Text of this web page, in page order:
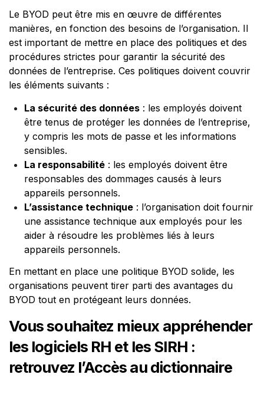
Le BYOD peut être mis en œuvre de différentes
manières, en fonction des besoins de l’organisation. Il
est important de mettre en place des politiques et des
procédures strictes pour garantir la sécurité des
données de l’entreprise. Ces politiques doivent couvrir
les éléments suivants :
La sécurité des données: les employés doivent
être tenus de protéger les données de l’entreprise,
y compris les mots de passe et les informations
sensibles.
La responsabilité: les employés doivent être
responsables des dommages causés à leurs
appareils personnels.
L’assistance technique: l’organisation doit fournir
une assistance technique aux employés pour les
aider à résoudre les problèmes liés à leurs
appareils personnels.
En mettant en place une politique BYOD solide, les
organisations peuvent tirer parti des avantages du
BYOD tout en protégeant leurs données.
Vous souhaitez mieux appréhender
les logiciels RH et les SIRH :
retrouvez l’Accès au dictionnaire